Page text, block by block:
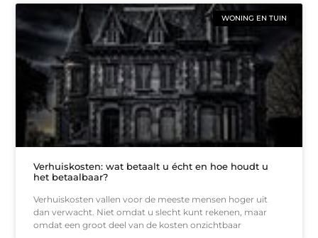
WONING EN TUIN
Verhuiskosten: wat betaalt u écht en hoe houdt u
het betaalbaar?
Verhuiskosten vallen voor de meeste mensen hoger uit
dan verwacht. Niet omdat u slecht kunt rekenen, maar
omdat een groot deel van de kosten onzichtbaar